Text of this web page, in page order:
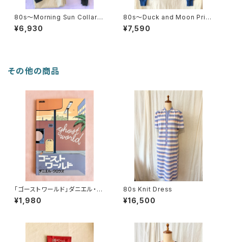
80s〜Morning Sun Collare
d Sweatshirt
¥6,930
80s〜Duck and Moon Print
Sweatshirt
¥7,590
その他の商品
「ゴーストワールド」ダニエル・ク
ロウズ
¥1,980
80s Knit Dress
¥16,500